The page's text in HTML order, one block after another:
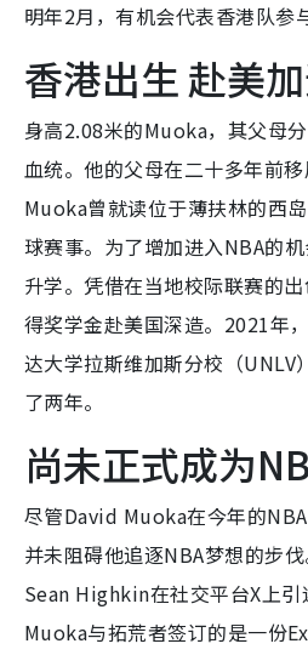
明年2月，有机会代表香港队参
香港出生 赴美
身高2.08米的Muoka，其父母
血统。他的父母在二十多年前移
Muoka曾就读位于薄扶林的西
球赛事。为了增加进入NBA的
升学。凭借在当地校际联赛的
得奖学金赴美国深造。2021年
达大学拉斯维加斯分校（UNLV
了两年。
尚未正式成为
尽管David Muoka在今年的
并未阻碍他追逐NBA梦想的步
Sean Highkin在社交平台X上
Muoka与拓荒者签订的是一份